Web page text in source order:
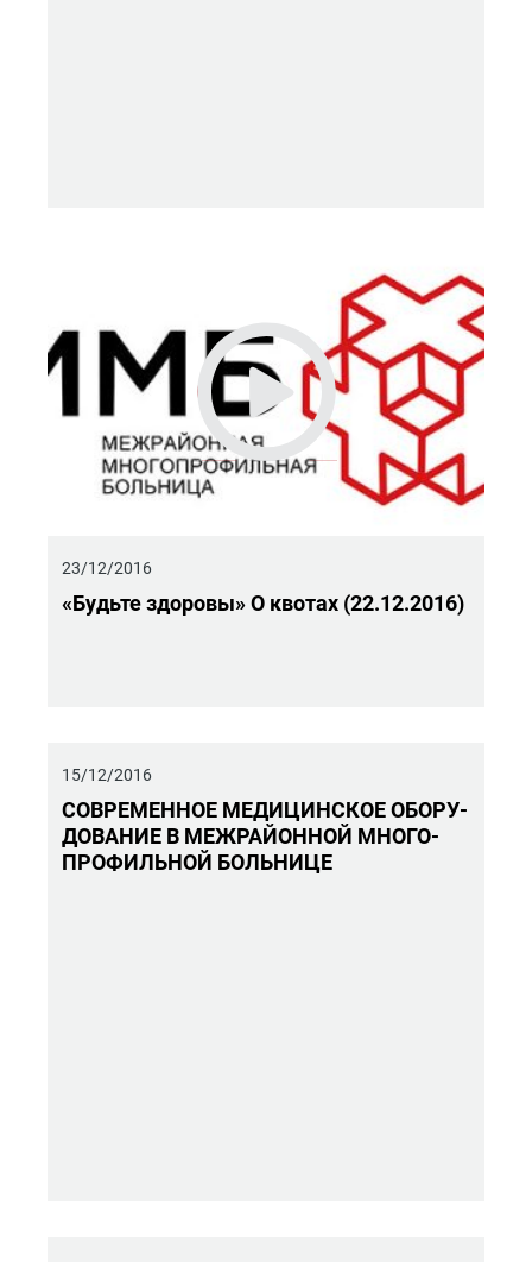
23/12/2016
«Будь­те здо­ро­вы» О кво­тах (22.12.2016)
15/12/2016
СО­ВРЕ­МЕН­НОЕ МЕ­ДИ­ЦИН­СКОЕ ОБО­РУ­
ДО­ВА­НИЕ В МЕЖ­РАЙ­ОН­НОЙ МНО­ГО­
ПРО­ФИЛЬ­НОЙ БОЛЬ­НИ­ЦЕ